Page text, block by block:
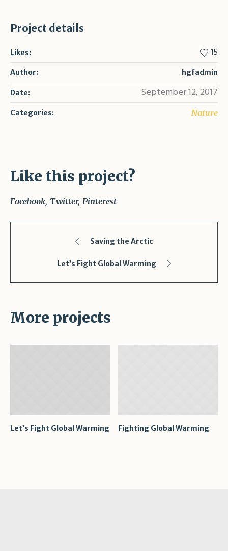
Project details
Likes: 15
Author: hgfadmin
Date: September 12, 2017
Categories: Nature
Like this project?
Facebook Twitter Pinterest
Saving the Arctic
Let’s Fight Global Warming
More projects
Let’s Fight Global Warming Fighting Global Warming